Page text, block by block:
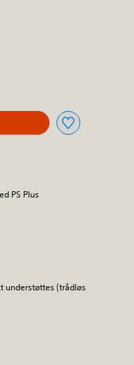
pris på Kr 594,00
PS Plus
understøttes (trådløs